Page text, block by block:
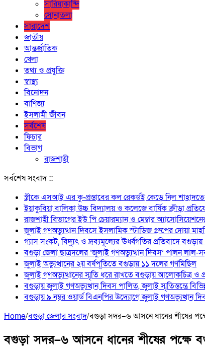
সারিয়াকান্দি
সোনাতলা
সারাদেশ
জাতীয়
আন্তর্জাতিক
খেলা
তথ্য ও প্রযুক্তি
স্বাস্থ্য
বিনোদন
বাণিজ্য
ইসলামী জীবন
সর্বশেষ
ফিচার
বিভাগ
রাজশাহী
সর্বশেষ সংবাদ ::
স্ত্রীকে এসআই এর কু-প্রস্তাবের কল রেকর্ডই কেড়ে নিল
ইয়াকুবিয়া বালিকা উচ্চ বিদ্যালয় ও কলেজে বার্ষিক ক্রীড়া
রাজশাহী বিভাগের ইউ পি চেয়ারম্যান ও মেম্বার
জুলাই গণঅভ্যুত্থান দিবসে ইসলামিক স্টাডিজ গ্রুপের দোয়া
গ্যাস সংকট, বিদ্যুৎ ও দ্রব্যমূল্যের ঊর্ধ্বগতির প্রতিবাদে
বগুড়া জেলা ছাত্রদলের ‘জুলাই গণঅভ্যুত্থান দিবস’ পালন লাল-
জুলাই অভ্যুত্থানের ২য় বর্ষপূতিতে বগুড়ায় ১১ দলের গণমিছিল
জুলাই গণঅভ্যুত্থানের স্মৃতি ধরে রাখতে বগুড়ায় আলোকচিত্র ও
বগুড়ায় জুলাই গণঅভ্যুত্থান দিবস পালিত, জুলাই স্মৃতিস্তম্ভে
বগুড়ায় ৯ নম্বর ওয়ার্ড বিএনপির উদ্যোগে জুলাই গণঅভ্যুত্থান
Home/বগুড়া জেলার সংবাদ/বগুড়া সদর–৬ আসনে ধানের শীষের
বগুড়া সদর–৬ আসনে ধানের শীষের পক্ষে